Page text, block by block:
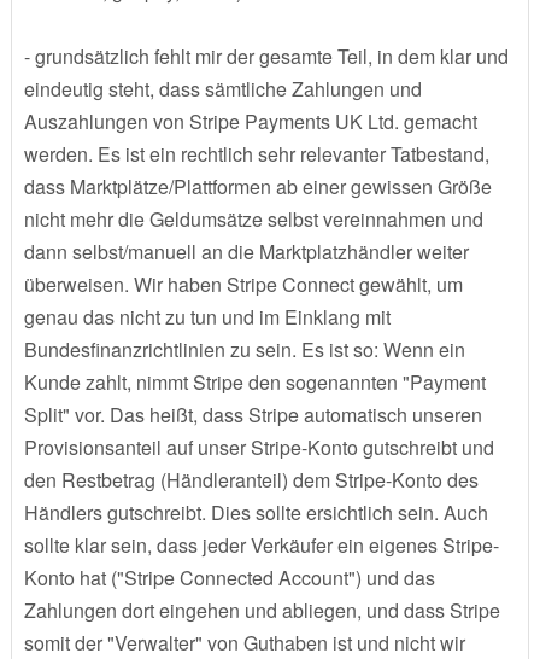
- grundsätzlich fehlt mir der gesamte Teil, in dem klar und
eindeutig steht, dass sämtliche Zahlungen und
Auszahlungen von Stripe Payments UK Ltd. gemacht
werden. Es ist ein rechtlich sehr relevanter Tatbestand,
dass Marktplätze/Plattformen ab einer gewissen Größe
nicht mehr die Geldumsätze selbst vereinnahmen und
dann selbst/manuell an die Marktplatzhändler weiter
überweisen. Wir haben Stripe Connect gewählt, um
genau das nicht zu tun und im Einklang mit
Bundesfinanzrichtlinien zu sein. Es ist so: Wenn ein
Kunde zahlt, nimmt Stripe den sogenannten "Payment
Split" vor. Das heißt, dass Stripe automatisch unseren
Provisionsanteil auf unser Stripe-Konto gutschreibt und
den Restbetrag (Händleranteil) dem Stripe-Konto des
Händlers gutschreibt. Dies sollte ersichtlich sein. Auch
sollte klar sein, dass jeder Verkäufer ein eigenes Stripe-
Konto hat ("Stripe Connected Account") und das
Zahlungen dort eingehen und abliegen, und dass Stripe
somit der "Verwalter" von Guthaben ist und nicht wir